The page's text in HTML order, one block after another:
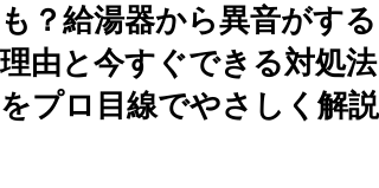
も？給湯器から異音がする
理由と今すぐできる対処法
をプロ目線でやさしく解説